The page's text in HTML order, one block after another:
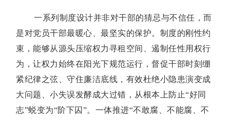
一系列制度设计并非对干部的猜忌与不信任，而
是对党员干部最暖心、最坚实的保护。制度的刚性约
束，能够从源头压缩权力寻租空间、遏制任性用权行
为，让权力始终在阳光下规范运行，督促干部时刻绷
紧纪律之弦、守住廉洁底线，有效杜绝小隐患演变成
大问题、小失误发酵成大过错，从根本上防止“好同
志”蜕变为“阶下囚”。一体推进“不敢腐、不能腐、不